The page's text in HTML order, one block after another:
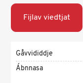
Fijlav viedtjat
Gåvvididdje
Ábnnasa